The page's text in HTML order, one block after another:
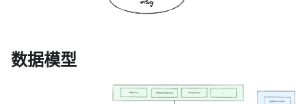
数据模型